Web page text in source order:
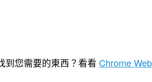
到您需要的東西？看看 Chrome